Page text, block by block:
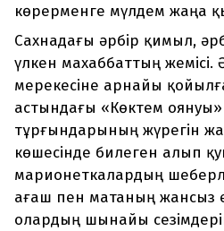
көрерменге мүлдем жаңа
Сахнадағы әрбір қимыл,
үлкен махаббаттың жемісі.
мерекесіне арнайы
астындағы «Көктем
тұрғындарының жүрегін
көшесінде билеген алып
марионеткалардың
ағаш пен матаның жансыз
олардың шынайы